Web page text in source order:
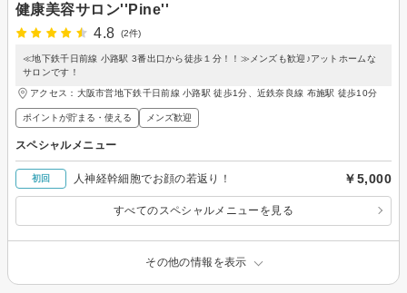
健康美容サロン''Pine''
4.8
(2件)
≪地下鉄千日前線 小路駅 3番出口から徒歩１分！！≫メンズも歓迎♪アットホームな
サロンです！
アクセス：大阪市営地下鉄千日前線 小路駅 徒歩1分、近鉄奈良線 布施駅 徒歩10分
ポイントが貯まる・使える メンズ歓迎
スペシャルメニュー
初回 人神経幹細胞でお顔の若返り！ ￥5,000
すべてのスペシャルメニューを見る
その他の情報を表示